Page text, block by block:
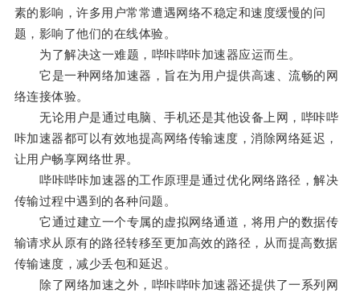
素的影响，许多用户常常遭遇网络不稳定和速度缓慢的问
题，影响了他们的在线体验。
为了解决这一难题，哔咔哔咔加速器应运而生。
它是一种网络加速器，旨在为用户提供高速、流畅的网
络连接体验。
无论用户是通过电脑、手机还是其他设备上网，哔咔哔
咔加速器都可以有效地提高网络传输速度，消除网络延迟，
让用户畅享网络世界。
哔咔哔咔加速器的工作原理是通过优化网络路径，解决
传输过程中遇到的各种问题。
它通过建立一个专属的虚拟网络通道，将用户的数据传
输请求从原有的路径转移至更加高效的路径，从而提高数据
传输速度，减少丢包和延迟。
除了网络加速之外，哔咔哔咔加速器还提供了一系列网